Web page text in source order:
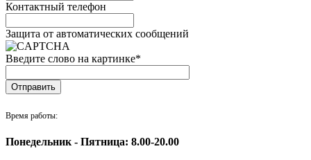
Контактный телефон
Защита от автоматических сообщений
Введите слово на картинке*
Время работы:
Понедельник - Пятница: 8.00-20.00